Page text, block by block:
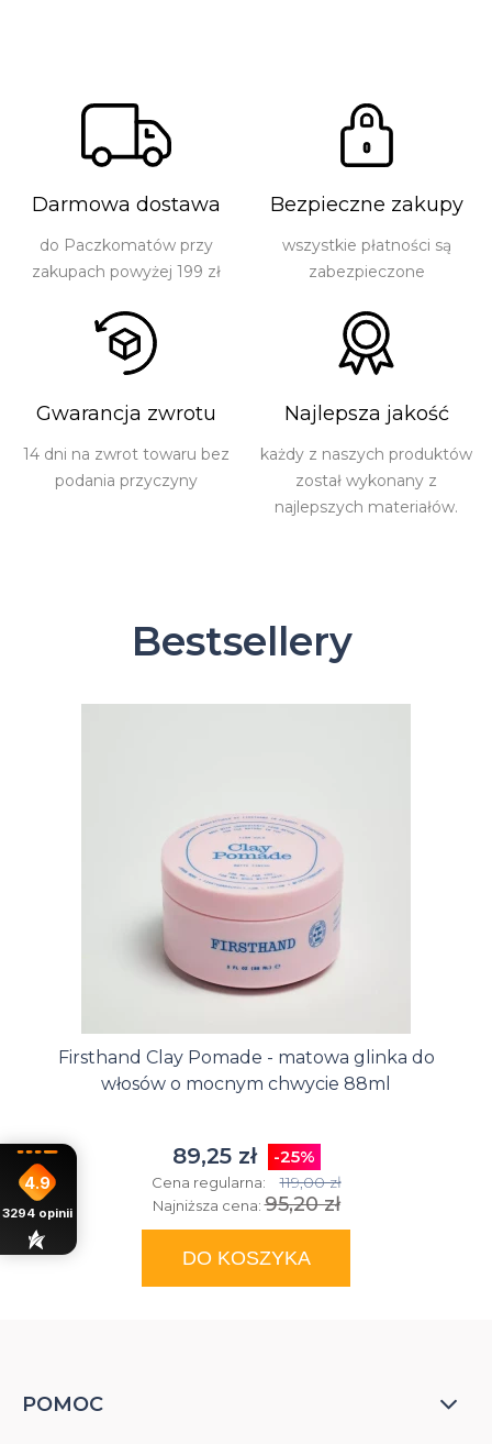
Darmowa dostawa
do Paczkomatów przy
zakupach powyżej 199 zł
Bezpieczne zakupy
wszystkie płatności są
zabezpieczone
Gwarancja zwrotu
14 dni na zwrot towaru bez
podania przyczyny
Najlepsza jakość
każdy z naszych produktów
został wykonany z
najlepszych materiałów.
Bestsellery
Firsthand Clay Pomade - matowa glinka do
włosów o mocnym chwycie 88ml
89,25 zł -25%
Cena regularna: 119,00 zł
Najniższa cena:95,20 zł
DO KOSZYKA
POMOC
4.9
3294 opinii